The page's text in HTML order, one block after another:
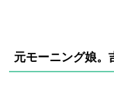
元モーニング娘。